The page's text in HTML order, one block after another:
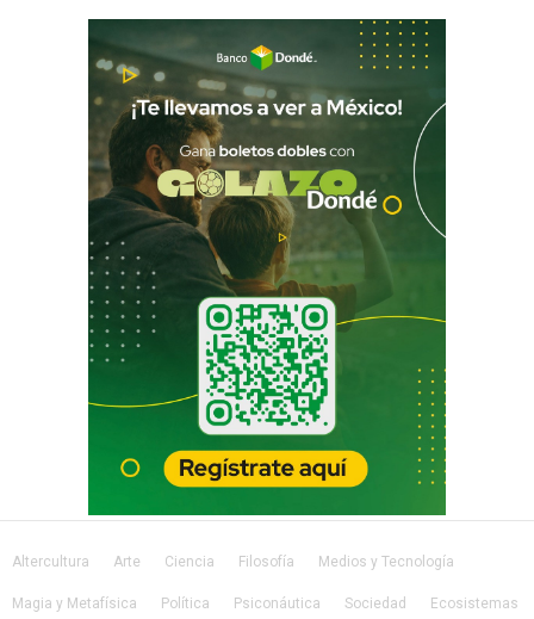
Altercultura Arte Ciencia Filosofía Medios y Tecnología
Magia y Metafísica Política Psiconáutica Sociedad Ecosistemas